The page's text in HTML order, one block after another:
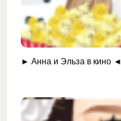
► Анна и Эльза в кино ◄